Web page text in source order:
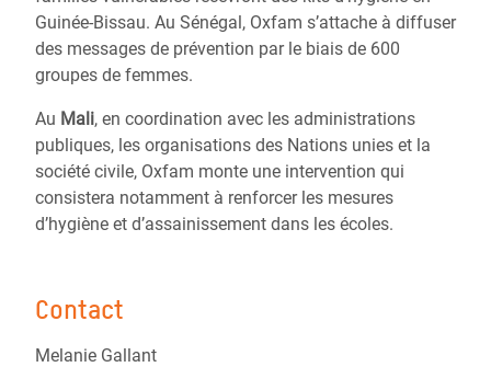
Guinée-Bissau. Au Sénégal, Oxfam s’attache à diffuser
des messages de prévention par le biais de 600
groupes de femmes.
Au Mali, en coordination avec les administrations
publiques, les organisations des Nations unies et la
société civile, Oxfam monte une intervention qui
consistera notamment à renforcer les mesures
d’hygiène et d’assainissement dans les écoles.
Contact
Melanie Gallant